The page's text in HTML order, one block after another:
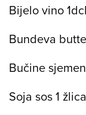
Bijelo vino 1dcl
Bundeva
Bučine
Soja sos 1 žlica